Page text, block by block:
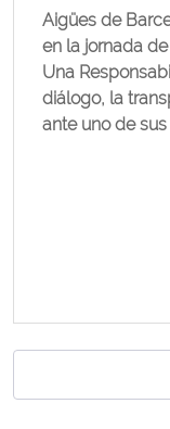
Aigües de
en la jornada
Una
diálogo, la
ante uno de